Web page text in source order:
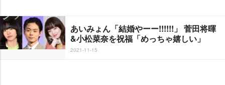
あいみょん「結婚やーー!!!!!!」 菅田将暉
&小松菜奈を祝福「めっちゃ嬉しい」
2021-11-15